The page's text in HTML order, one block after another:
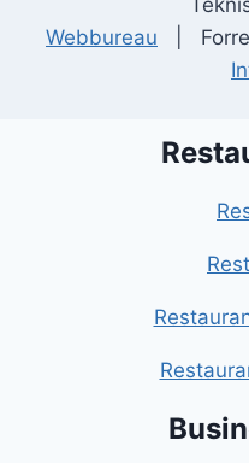
Webbureau |